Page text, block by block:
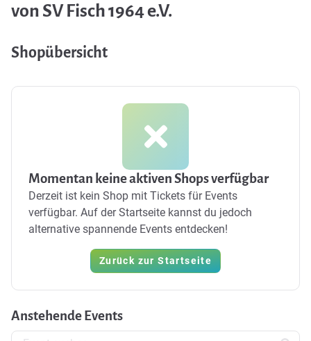
von SV Fisch 1964 e.V.
Shopübersicht
Momentan keine aktiven Shops verfügbar
Derzeit ist kein Shop mit Tickets für Events
verfügbar. Auf der Startseite kannst du jedoch
alternative spannende Events entdecken!
Zurück zur Startseite
Anstehende Events